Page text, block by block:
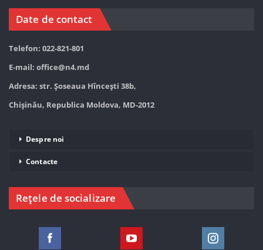
Date de contact
Telefon: 022-821-801
E-mail: office@n4.md
Adresa: str. Șoseaua Hînceşti 38b,
Chișinău, Republica Moldova, MD-2012
Despre noi
Contacte
Rețele de socializare